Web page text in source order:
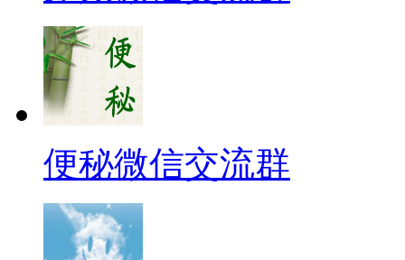
便秘微信交流群